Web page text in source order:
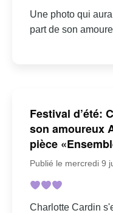
Une photo qui
part de son
Festival d’été:
son amoureux
pièce
Publié le mercredi 9
Charlotte Cardin